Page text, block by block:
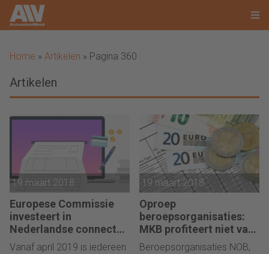
Home » Artikelen » Pagina 360
Artikelen
19 maart 2018
Europese Commissie
investeert in
Nederlandse connector
Storecove
Vanaf april 2019 is iedereen
19 maart 2018
Oproep
beroepsorganisaties:
MKB profiteert niet van
lastenverlichting
Beroepsorganisaties NOB,